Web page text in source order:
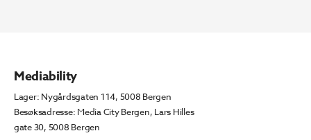
Mediability
Lager: Nygårdsgaten 114, 5008 Bergen
Besøksadresse: Media City Bergen, Lars Hilles
gate 30, 5008 Bergen